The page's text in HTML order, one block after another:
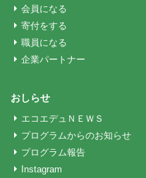
ン
会員になる
寄付をする
職員になる
企業パートナー
おしらせ
エコエデュＮＥＷＳ
プログラムからのお知らせ
プログラム報告
Instagram